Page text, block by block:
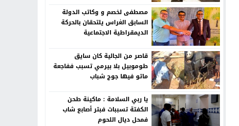
مصطفى لخصم و وكاتب الدولة
السابق الغراس يلتحقان بالحركة
الديمقراطية الاجتماعية
قاصر من الجالية كان سايق
طوموبيل بلا بيرمي تسبب ففاجعة
ماتو فيها جوج شباب
يا ربي السلامة : ماكينة طحن
الكفتة تسببات فبتر أصابع شاب
فمحل ديال اللحوم